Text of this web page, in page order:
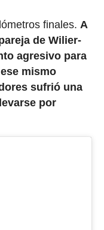
finales. A
de Wilier-
agresivo para
mismo
sufrió una
por